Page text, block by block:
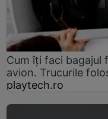
Cum îți faci bagajul
avion. Trucurile
playtech.ro